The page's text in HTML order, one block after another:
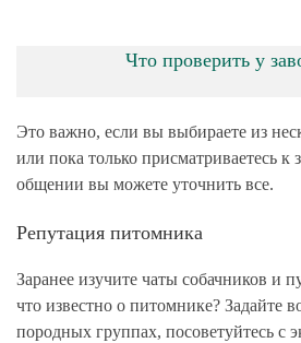
Что проверить у
Это важно, если вы выбираете из
или пока только присматриваетесь
общении вы можете уточнить все.
Репутация питомника
Заранее изучите чаты собачников
что известно о питомнике? Задайте
породных группах, посоветуйтесь с